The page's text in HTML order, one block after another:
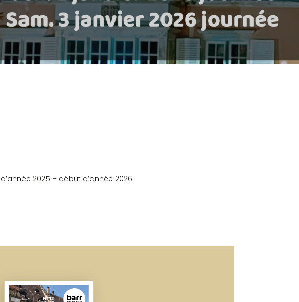
2025 – début d’année 2026